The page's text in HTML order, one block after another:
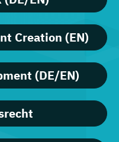
Creation (EN)
(DE/EN)